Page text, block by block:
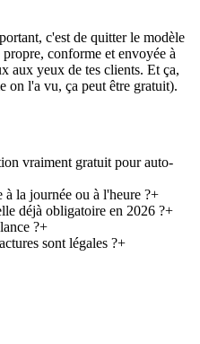
c'est de quitter le modèle
conforme et envoyée à
aux yeux de tes clients. Et ça,
on l'a vu, ça peut être gratuit).
vraiment gratuit pour auto-
la journée ou à l'heure ?+
déjà obligatoire en 2026 ?+
?+
sont légales ?+